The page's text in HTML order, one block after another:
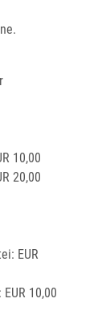
10,00
20,00
EUR
10,00